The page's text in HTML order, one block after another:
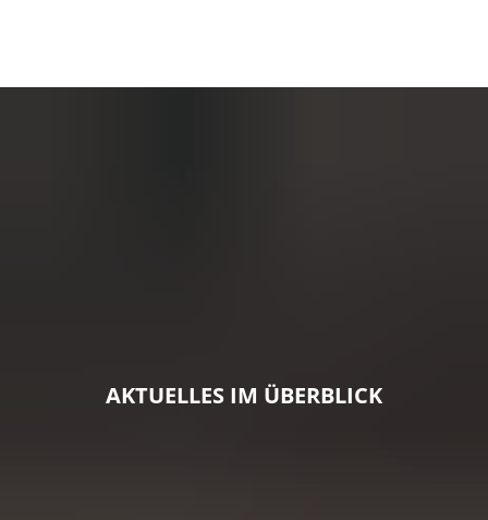
AKTUELLES IM ÜBERBLICK